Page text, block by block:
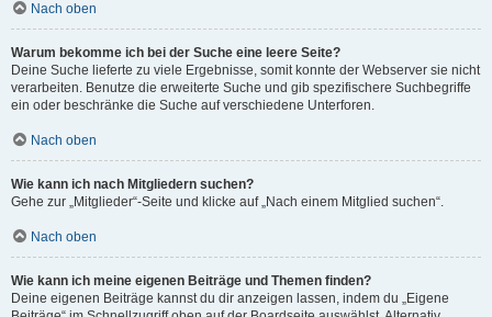
Nach oben
Warum bekomme ich bei der Suche eine leere Seite?
Deine Suche lieferte zu viele Ergebnisse, somit konnte der Webserver sie nicht
verarbeiten. Benutze die erweiterte Suche und gib spezifischere Suchbegriffe
ein oder beschränke die Suche auf verschiedene Unterforen.
Nach oben
Wie kann ich nach Mitgliedern suchen?
Gehe zur „Mitglieder“-Seite und klicke auf „Nach einem Mitglied suchen“.
Nach oben
Wie kann ich meine eigenen Beiträge und Themen finden?
Deine eigenen Beiträge kannst du dir anzeigen lassen, indem du „Eigene